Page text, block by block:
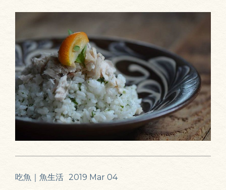
吃魚｜魚生活 2019 Mar 04